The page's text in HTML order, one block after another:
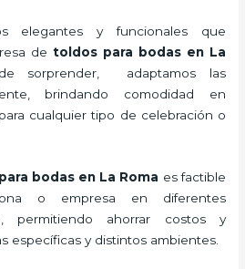
elegantes y funcionales que
de toldos para bodas en La
sorprender, adaptamos las
brindando comodidad en
cualquier tipo de celebración o
bodas en La Roma es factible
o empresa en diferentes
permitiendo ahorrar costos y
específicas y distintos ambientes.